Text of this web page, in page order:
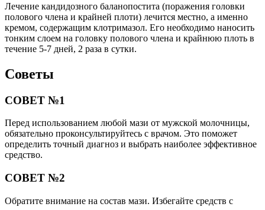
Лечение кандидозного баланопостита (поражения головки
полового члена и крайней плоти) лечится местно, а именно
кремом, содержащим клотримазол. Его необходимо наносить
тонким слоем на головку полового члена и крайнюю плоть в
течение 5-7 дней, 2 раза в сутки.
Советы
СОВЕТ №1
Перед использованием любой мази от мужской молочницы,
обязательно проконсультируйтесь с врачом. Это поможет
определить точный диагноз и выбрать наиболее эффективное
средство.
СОВЕТ №2
Обратите внимание на состав мази. Избегайте средств с